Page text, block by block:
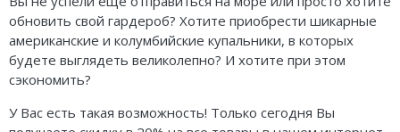
обновить свой гардероб? Хотите приобрести шикарные
американские и колумбийские купальники, в которых
будете выглядеть великолепно? И хотите при этом
сэкономить?
У Вас есть такая возможность! Только сегодня Вы
чашечками
Купальники танкини
Купальники с плавками слипы
Купальники с плавками танга
Nuria Ferrer
Bond-eye
Heroine Sport